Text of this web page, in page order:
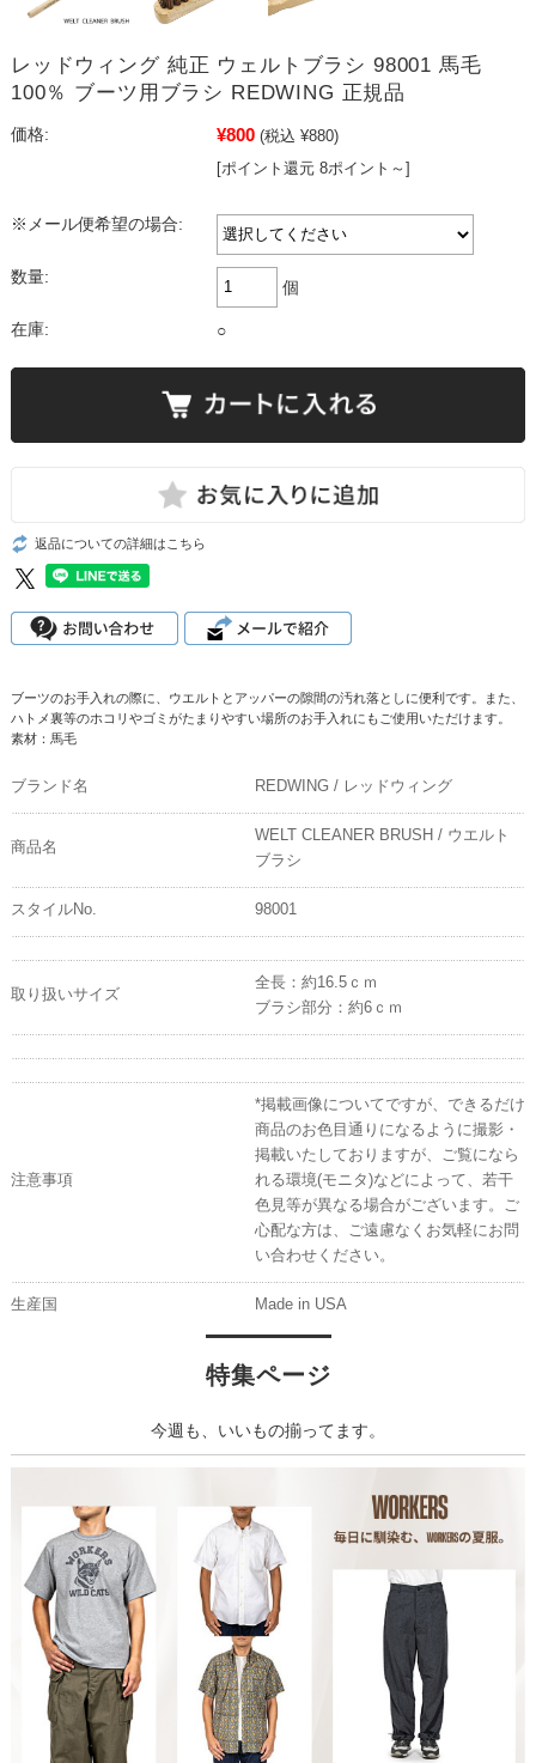
レッドウィング 純正 ウェルトブラシ 98001 馬毛
100％ ブーツ用ブラシ REDWING 正規品
価格: ¥800 (税込 ¥880)
[ポイント還元 8ポイント～]
※メール便希望の場合:
数量:
個
在庫: ○
返品についての詳細はこちら
ブーツのお手入れの際に、ウエルトとアッパーの隙間の汚れ落としに便利です。また、
ハトメ裏等のホコリやゴミがたまりやすい場所のお手入れにもご使用いただけます。
素材：馬毛
ブランド名 REDWING / レッドウィング
商品名
WELT CLEANER BRUSH / ウエルト
ブラシ
スタイルNo. 98001
取り扱いサイズ
全長：約16.5ｃｍ
ブラシ部分：約6ｃｍ
注意事項
*掲載画像についてですが、できるだけ
商品のお色目通りになるように撮影・
掲載いたしておりますが、ご覧になら
れる環境(モニタ)などによって、若干
色見等が異なる場合がございます。ご
心配な方は、ご遠慮なくお気軽にお問
い合わせください。
生産国 Made in USA
特集ページ
今週も、いいもの揃ってます。